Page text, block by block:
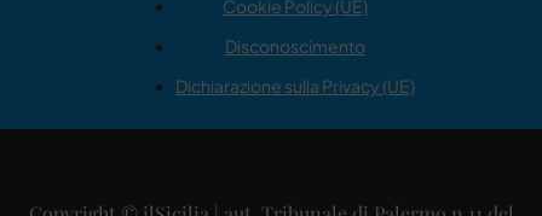
Cookie Policy (UE)
Disconoscimento
Dichiarazione sulla Privacy (UE)